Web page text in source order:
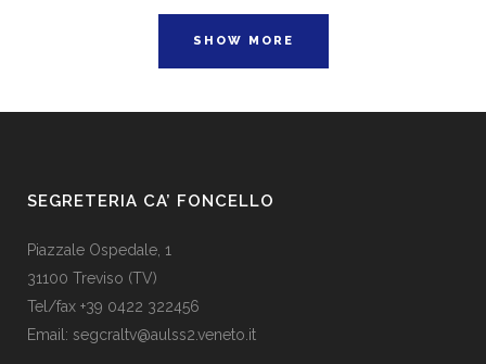
SHOW MORE
SEGRETERIA CA’ FONCELLO
Piazzale Ospedale, 1
31100 Treviso (TV)
Tel/fax +39 0422 322456
Email: segcraltv@aulss2.veneto.it